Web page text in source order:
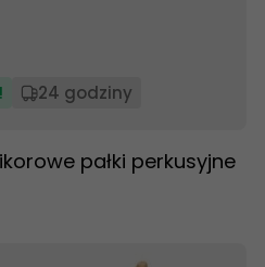
24 godziny
pałki perkusyjne